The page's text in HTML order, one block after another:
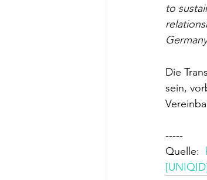
to
Die
sein,
-----
Quelle: